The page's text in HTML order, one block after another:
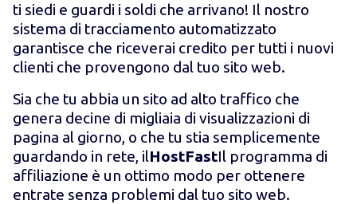
ti siedi e guardi i soldi che arrivano! Il nostro
sistema di tracciamento automatizzato
garantisce che riceverai credito per tutti i nuovi
clienti che provengono dal tuo sito web.
Sia che tu abbia un sito ad alto traffico che
genera decine di migliaia di visualizzazioni di
pagina al giorno, o che tu stia semplicemente
guardando in rete, ilHostFastIl programma di
affiliazione è un ottimo modo per ottenere
entrate senza problemi dal tuo sito web.